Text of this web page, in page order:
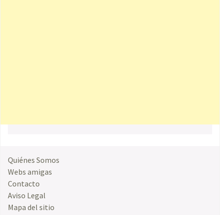
Quiénes Somos
Webs amigas
Contacto
Aviso Legal
Mapa del sitio